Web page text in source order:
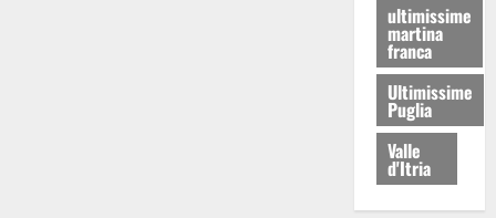
ultimissime
martina
franca
Ultimissime
Puglia
Valle
d'Itria